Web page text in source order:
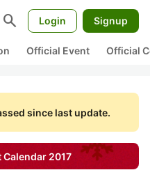
search Login Signup
Official Event Official
since last update.
Calendar 2017